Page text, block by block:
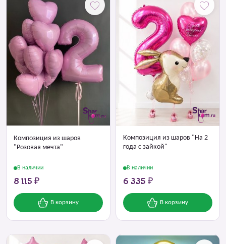
Композиция из шаров
"Розовая мечта"
В наличии
8 115 ₽
В корзину
Композиция из шаров "На 2
года с зайкой"
В наличии
6 335 ₽
В корзину